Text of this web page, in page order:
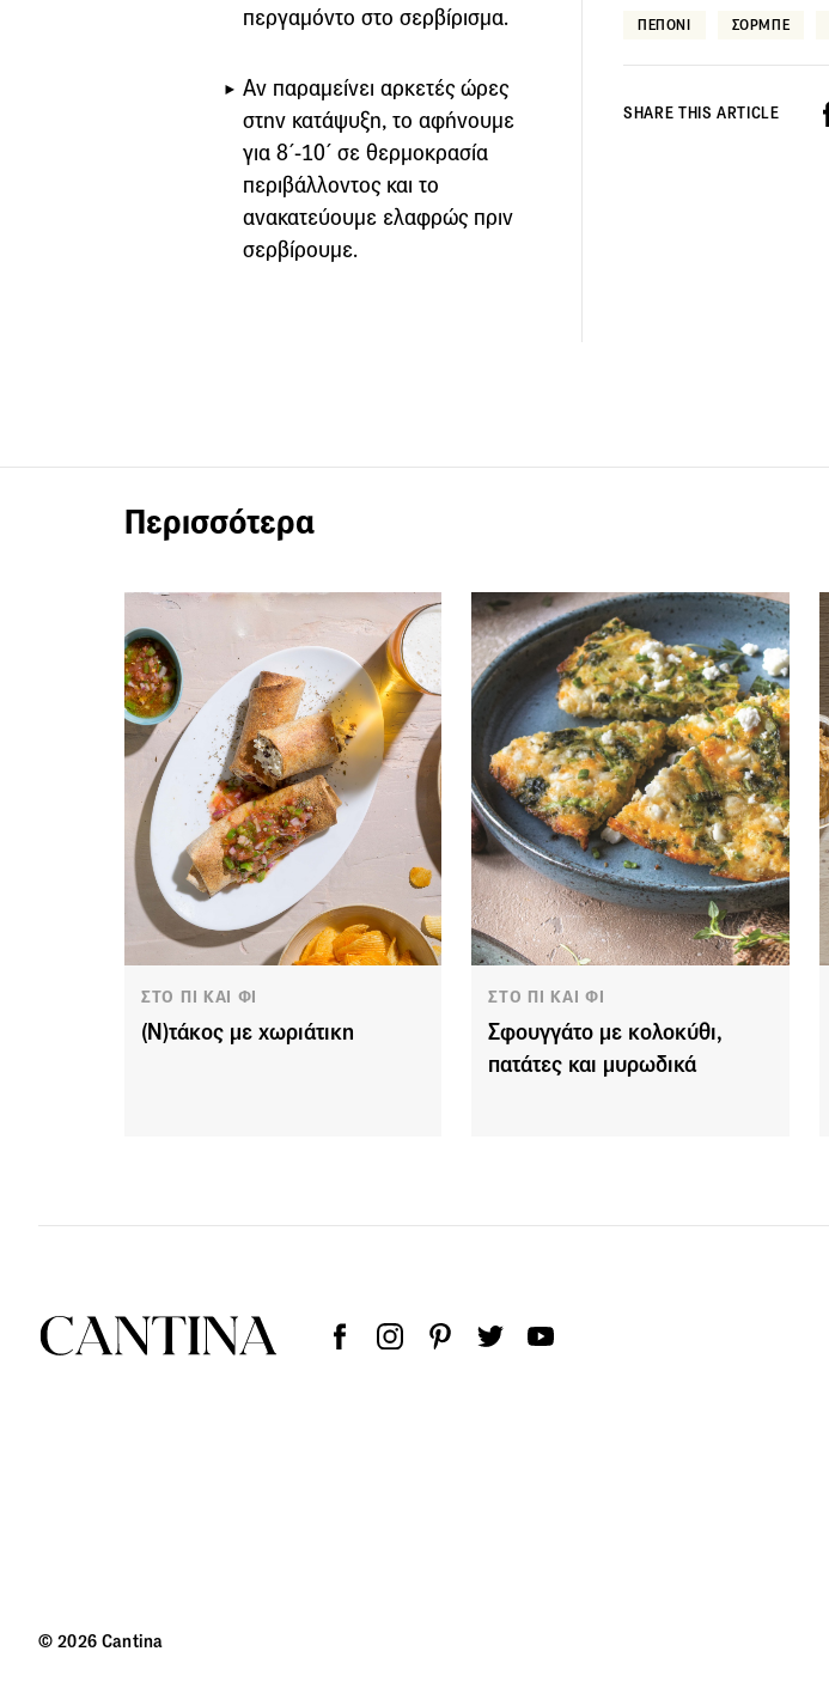
περγαμόντο στο σερβίρισμα.
Αν παραμείνει αρκετές ώρες
στην κατάψυξη, το αφήνουμε
για 8΄-10΄ σε θερμοκρασία
περιβάλλοντος και το
ανακατεύουμε ελαφρώς πριν
σερβίρουμε.
ΠΕΠΟΝΙ ΣΟΡΜΠΕ
SHARE THIS ARTICLE
Περισσότερα
ΣΤΟ ΠΙ ΚΑΙ ΦΙ
(N)τάκος με χωριάτικη
ΣΤΟ ΠΙ ΚΑΙ ΦΙ
Σφουγγάτο με κολοκύθι,
πατάτες και μυρωδικά
© 2026 Cantina